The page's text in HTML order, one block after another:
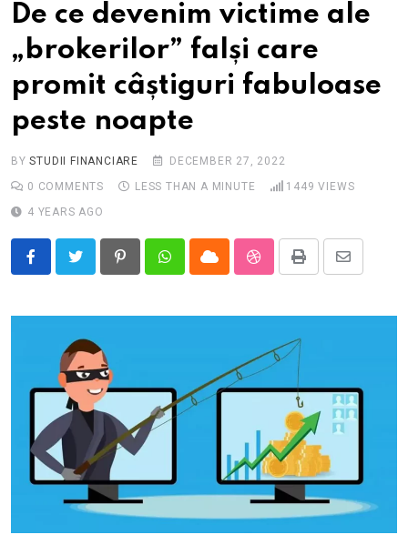
Analize ASF
De ce devenim victime ale
„brokerilor” falși care
promit câștiguri fabuloase
peste noapte
BYSTUDII FINANCIARE
DECEMBER 27, 2022
0 COMMENTS LESS THAN A MINUTE 1449 VIEWS
4 YEARS AGO
PinterestWhatsappCloud StumbleUpon
Print
Share
Email